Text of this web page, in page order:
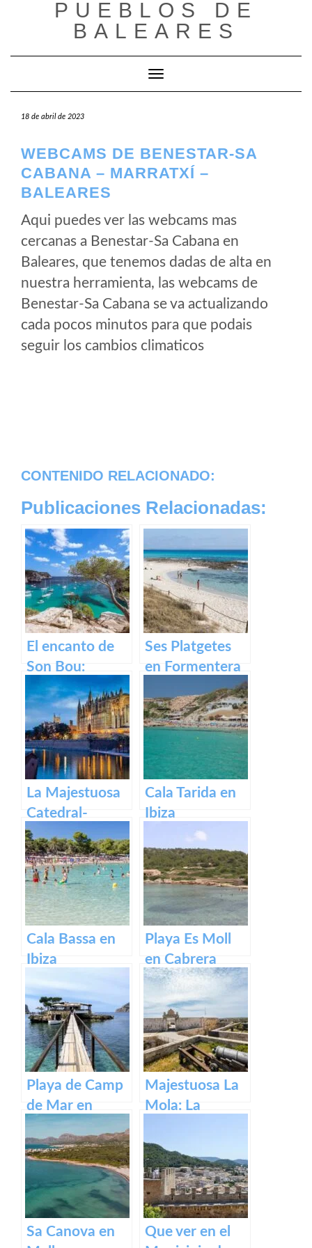
PUEBLOS DE
BALEARES
Cambiar modo de navegación
18 de abril de 2023
WEBCAMS DE BENESTAR-SA
CABANA – MARRATXÍ –
BALEARES
Aqui puedes ver las webcams mas
cercanas a Benestar-Sa Cabana en
Baleares, que tenemos dadas de alta en
nuestra herramienta, las webcams de
Benestar-Sa Cabana se va actualizando
cada pocos minutos para que podais
seguir los cambios climaticos
CONTENIDO RELACIONADO:
Publicaciones Relacionadas:
El encanto de
Son Bou:
descubre la
belleza de
Menorca
Ses Platgetes
en Formentera
La Majestuosa
Catedral-
Basílica de
Santa María en
Mallorca.
Cala Tarida en
Ibiza
Cala Bassa en
Ibiza
Playa Es Moll
en Cabrera
Playa de Camp
de Mar en
Mallorca
Majestuosa La
Mola: La
Menorca
Sa Canova en
Que ver en el